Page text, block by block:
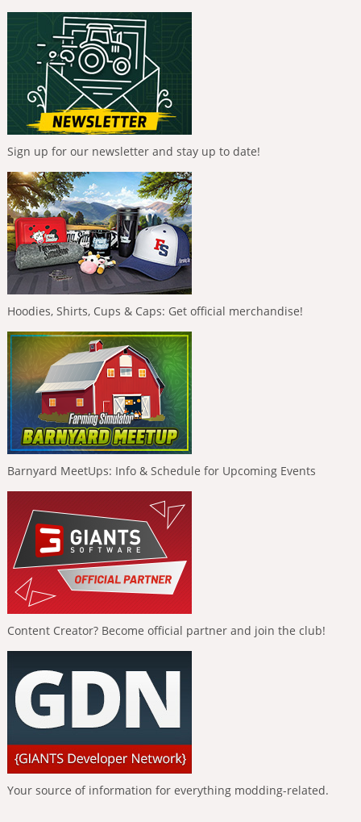
Sign up for our newsletter and stay up to date!
Hoodies, Shirts, Cups & Caps: Get official merchandise!
Barnyard MeetUps: Info & Schedule for Upcoming Events
Content Creator? Become official partner and join the club!
Your source of information for everything modding-related.